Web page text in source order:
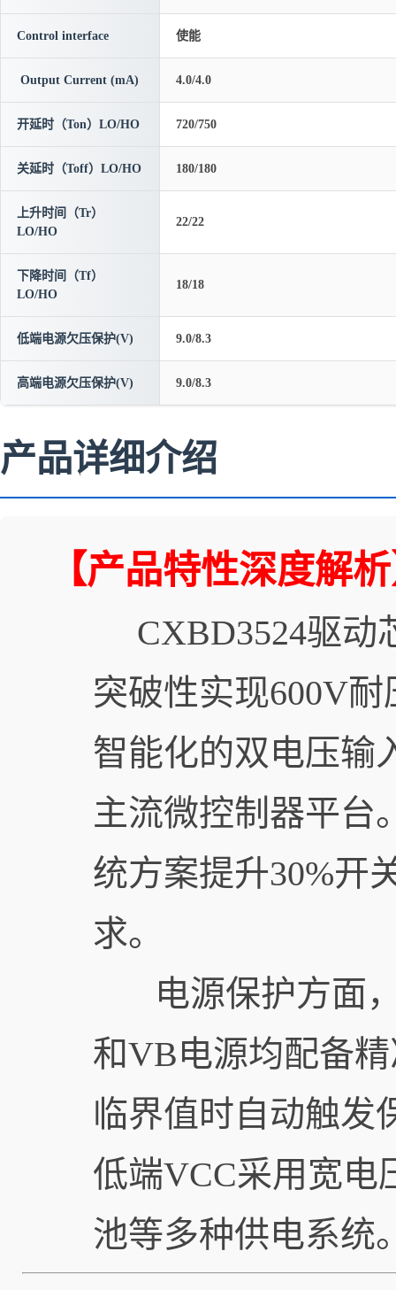
Control interface 使能
Output Current (mA) 4.0/4.0
开延时（Ton）LO/HO 720/750
关延时（Toff）LO/HO 180/180
上升时间（Tr）
LO/HO
22/22
下降时间（Tf）
LO/HO
18/18
低端电源欠压保护(V) 9.0/8.3
高端电源欠压保护(V) 9.0/8.3
产品详细介绍
【产品特性深度解
CXBD3524驱动
突破性实现600V
智能化的双电压输
主流微控制器平台
统方案提升30%开
求。
电源保护方面，
和VB电源均配备
临界值时自动触发
低端VCC采用宽电
池等多种供电系统